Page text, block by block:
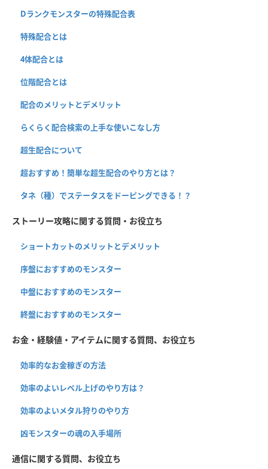
Dランクモンスターの特殊配合表
特殊配合とは
4体配合とは
位階配合とは
配合のメリットとデメリット
らくらく配合検索の上手な使いこなし方
超生配合について
超おすすめ！簡単な超生配合のやり方とは？
タネ（種）でステータスをドーピングできる！？
ストーリー攻略に関する質問・お役立ち
ショートカットのメリットとデメリット
序盤におすすめのモンスター
中盤におすすめのモンスター
終盤におすすめのモンスター
お金・経験値・アイテムに関する質問、お役立ち
効率的なお金稼ぎの方法
効率のよいレベル上げのやり方は？
効率のよいメタル狩りのやり方
凶モンスターの魂の入手場所
通信に関する質問、お役立ち